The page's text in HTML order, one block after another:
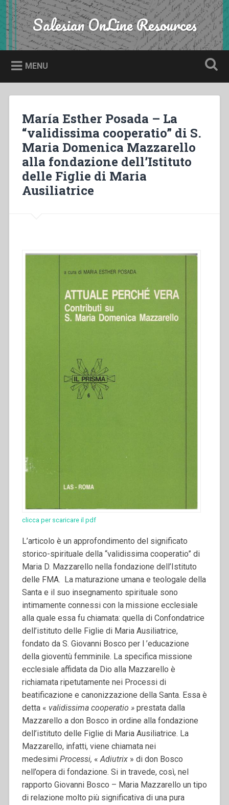
Skip
to
content
Search Salesian OnLine Resources
MENU
María Esther Posada – La
“validissima cooperatio” di S.
Maria Domenica Mazzarello
alla fondazione dell’Istituto
delle Figlie di Maria
Ausiliatrice
clicca per scaricare il pdf
L’articolo è un approfondimento del significato
storico-spirituale della “validissima cooperatio” di
Maria D. Mazzarello nella fondazione dell’Istituto
delle FMA. La maturazione umana e teologale della
Santa e il suo insegnamento spirituale sono
intimamente connessi con la missione ecclesiale
alla quale essa fu chiamata: quella di Confondatrice
dell’istituto delle Figlie di Maria Ausiliatrice,
fondato da S. Giovanni Bosco per l ’educazione
della gioventù femminile. La specifica missione
ecclesiale affidata da Dio alla Mazzarello è
richiamata ripetutamente nei Processi di
beatificazione e canonizzazione della Santa. Essa è
detta « validissima cooperatio » prestata dalla
Mazzarello a don Bosco in ordine alla fondazione
dell’istituto delle Figlie di Maria Ausiliatrice. La
Mazzarello, infatti, viene chiamata nei
medesimi Processi, «Adiutrix » di don Bosco
nell’opera di fondazione. Si in travede, così, nel
rapporto Giovanni Bosco – Maria Mazzarello un tipo
di relazione molto più significativa di una pura